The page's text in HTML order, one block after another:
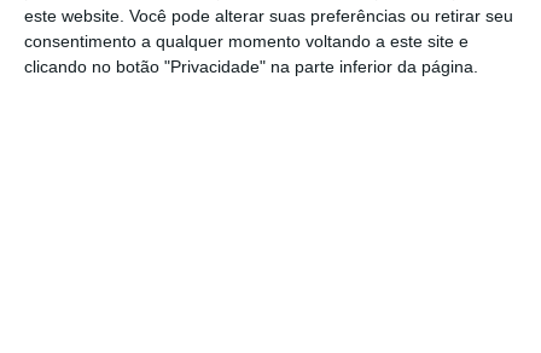
este website. Você pode alterar suas preferências ou retirar seu
consentimento a qualquer momento voltando a este site e
clicando no botão "Privacidade" na parte inferior da página.
intensidade do vento, tomam de imediato
grandes proporções”.